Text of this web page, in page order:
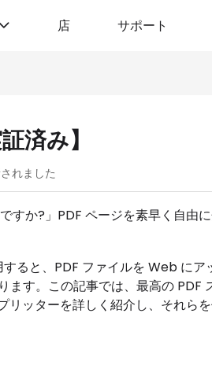
店 サポート
済み】
れました
すか?」PDF ページを素早く自由
ると、PDF ファイルを Web にア
す。この記事では、最高の PDF
ッターを詳しく紹介し、それら